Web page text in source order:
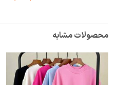
محصولات مشابه